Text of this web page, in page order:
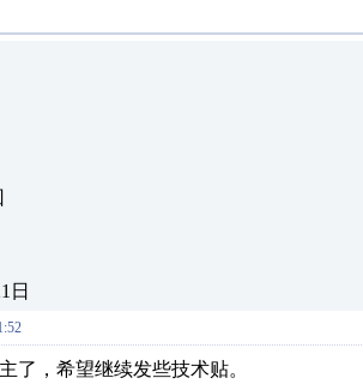
日
了，希望继续发些技术贴。